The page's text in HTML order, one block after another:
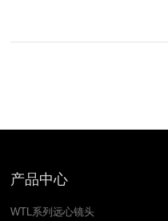
产品中心
WTL系列远心镜头